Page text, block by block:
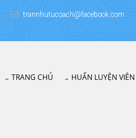
trannhutucoach@facebook.com
TRANG CHỦ HUẤN LUYỆN VIÊN